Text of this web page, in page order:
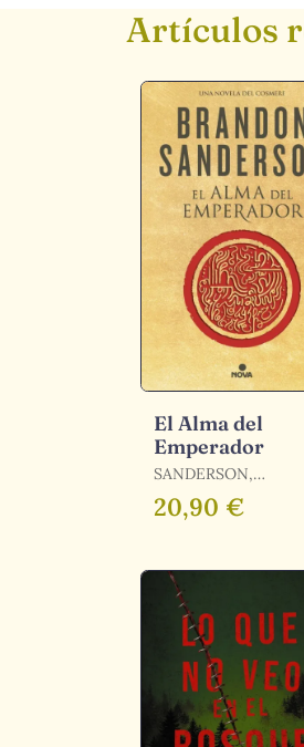
Artículos
El Alma del
Emperador
SANDERSON,
BRANDON
20,90 €